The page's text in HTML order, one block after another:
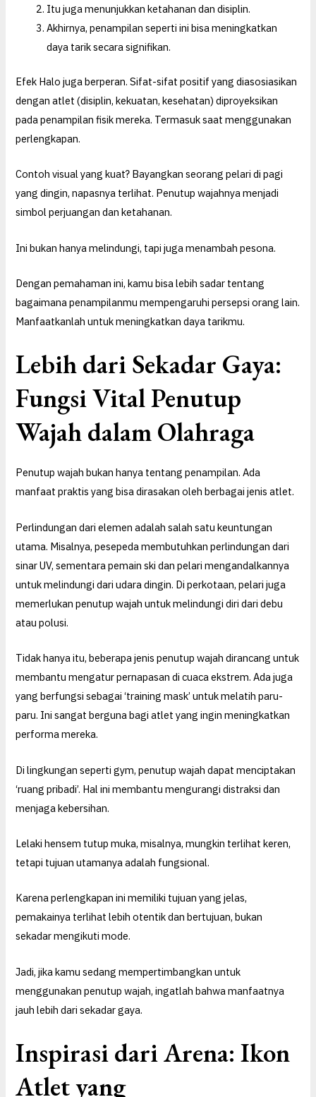
Itu juga menunjukkan ketahanan dan disiplin.
Akhirnya, penampilan seperti ini bisa meningkatkan
daya tarik secara signifikan.
Efek Halo juga berperan. Sifat-sifat positif yang diasosiasikan
dengan atlet (disiplin, kekuatan, kesehatan) diproyeksikan
pada penampilan fisik mereka. Termasuk saat menggunakan
perlengkapan.
Contoh visual yang kuat? Bayangkan seorang pelari di pagi
yang dingin, napasnya terlihat. Penutup wajahnya menjadi
simbol perjuangan dan ketahanan.
Ini bukan hanya melindungi, tapi juga menambah pesona.
Dengan pemahaman ini, kamu bisa lebih sadar tentang
bagaimana penampilanmu mempengaruhi persepsi orang lain.
Manfaatkanlah untuk meningkatkan daya tarikmu.
Lebih dari Sekadar Gaya:
Fungsi Vital Penutup
Wajah dalam Olahraga
Penutup wajah bukan hanya tentang penampilan. Ada
manfaat praktis yang bisa dirasakan oleh berbagai jenis atlet.
Perlindungan dari elemen adalah salah satu keuntungan
utama. Misalnya, pesepeda membutuhkan perlindungan dari
sinar UV, sementara pemain ski dan pelari mengandalkannya
untuk melindungi dari udara dingin. Di perkotaan, pelari juga
memerlukan penutup wajah untuk melindungi diri dari debu
atau polusi.
Tidak hanya itu, beberapa jenis penutup wajah dirancang untuk
membantu mengatur pernapasan di cuaca ekstrem. Ada juga
yang berfungsi sebagai ‘training mask’ untuk melatih paru-
paru. Ini sangat berguna bagi atlet yang ingin meningkatkan
performa mereka.
Di lingkungan seperti gym, penutup wajah dapat menciptakan
‘ruang pribadi’. Hal ini membantu mengurangi distraksi dan
menjaga kebersihan.
Lelaki hensem tutup muka, misalnya, mungkin terlihat keren,
tetapi tujuan utamanya adalah fungsional.
Karena perlengkapan ini memiliki tujuan yang jelas,
pemakainya terlihat lebih otentik dan bertujuan, bukan
sekadar mengikuti mode.
Jadi, jika kamu sedang mempertimbangkan untuk
menggunakan penutup wajah, ingatlah bahwa manfaatnya
jauh lebih dari sekadar gaya.
Inspirasi dari Arena: Ikon
Atlet yang